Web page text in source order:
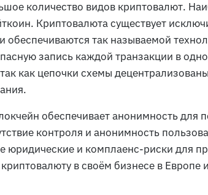
количество видов криптовалют.
Криптовалюта существует
обеспечиваются так называемой
запись каждой транзакции в
как цепочки схемы
обеспечивает анонимность для
контроля и анонимность
юридические и комплаенс-риски для
в своём бизнесе в Европе